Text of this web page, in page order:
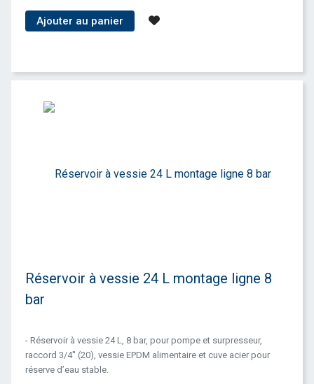
Ajouter au panier
Réservoir à vessie 24 L montage ligne 8
bar
- Réservoir à vessie 24 L, 8 bar, pour pompe et surpresseur,
raccord 3/4'' (20), vessie EPDM alimentaire et cuve acier pour
réserve d’eau stable.